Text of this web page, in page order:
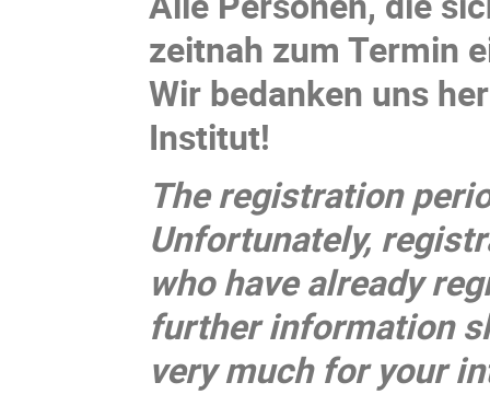
zeitnah zum Termin
Wir bedanken uns
Institut!
The registration
Unfortunately,
who have already
further information
very much for your